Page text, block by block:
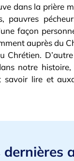
dans la prière
façon
auprès du
Chrétien.
notre
savoir lire et
dernières